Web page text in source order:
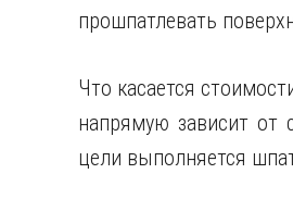
прошпатлевать
Что касается
напрямую зависит от
цели выполняется